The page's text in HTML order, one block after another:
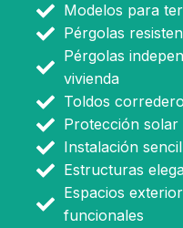
Modelos para
Pérgolas
Pérgolas
vivienda
Toldos
Protección
Instalación
Estructuras
Espacios
funcionales